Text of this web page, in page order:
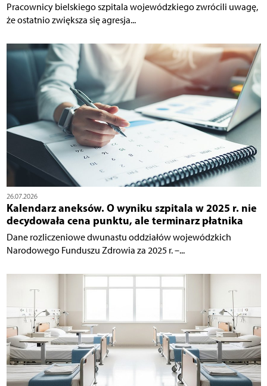
Pracownicy bielskiego szpitala wojewódzkiego zwrócili uwagę,
że ostatnio zwiększa się agresja...
26.07.2026
Kalendarz aneksów. O wyniku szpitala w 2025 r. nie
decydowała cena punktu, ale terminarz płatnika
Dane rozliczeniowe dwunastu oddziałów wojewódzkich
Narodowego Funduszu Zdrowia za 2025 r. –...